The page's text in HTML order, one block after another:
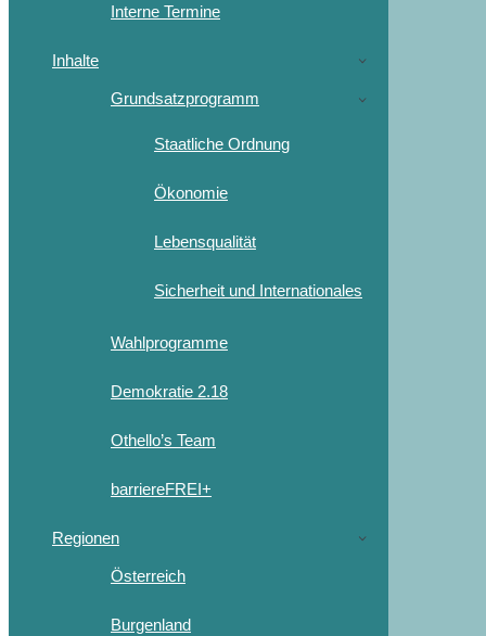
Interne Termine
Inhalte
Grundsatzprogramm
Staatliche Ordnung
Ökonomie
Lebensqualität
Sicherheit und Internationales
Wahlprogramme
Demokratie 2.18
Othello’s Team
barriereFREI+
Regionen
Österreich
Burgenland